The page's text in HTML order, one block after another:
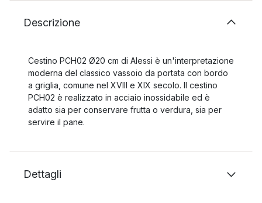
Descrizione
Cestino PCH02 Ø20 cm di Alessi è un'interpretazione
moderna del classico vassoio da portata con bordo
a griglia, comune nel XVIII e XIX secolo. Il cestino
PCH02 è realizzato in acciaio inossidabile ed è
adatto sia per conservare frutta o verdura, sia per
servire il pane.
Dettagli